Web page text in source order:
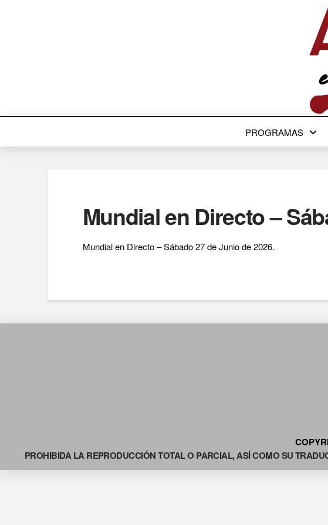
PROGRAMAS
Mundial en Directo –
Mundial en Directo – Sábado 27 de Junio de 2026.
PROHIBIDA LA REPRODUCCIÓN TOTAL O PARCIAL, ASÍ COMO SU